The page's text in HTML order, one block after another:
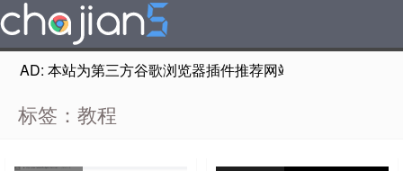
AD: 本站为第三方谷歌浏览器插件推荐网站，非Google
标签：教程